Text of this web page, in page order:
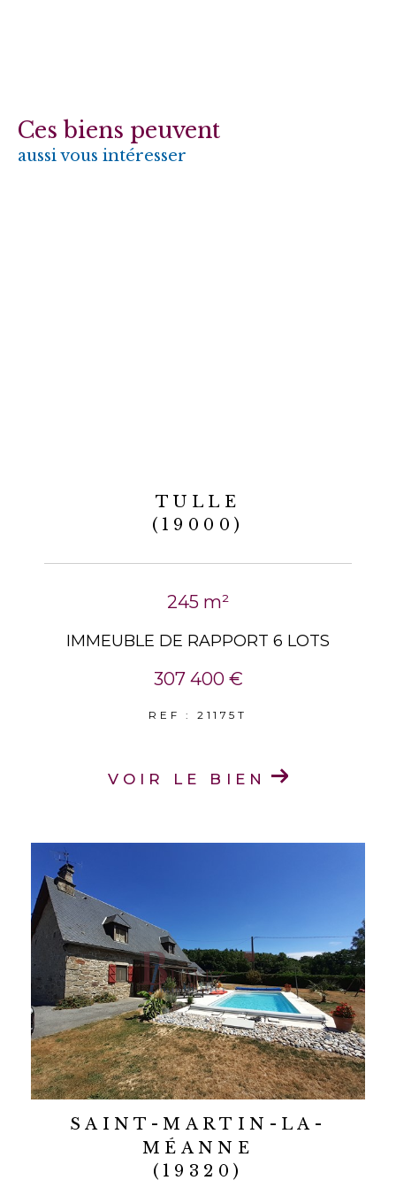
Ces biens peuvent
aussi vous intéresser
TULLE
(19000)
245 m²
IMMEUBLE DE RAPPORT 6 LOTS
307 400 €
REF : 21175T
VOIR LE BIEN
SAINT-MARTIN-LA-
MÉANNE
(19320)